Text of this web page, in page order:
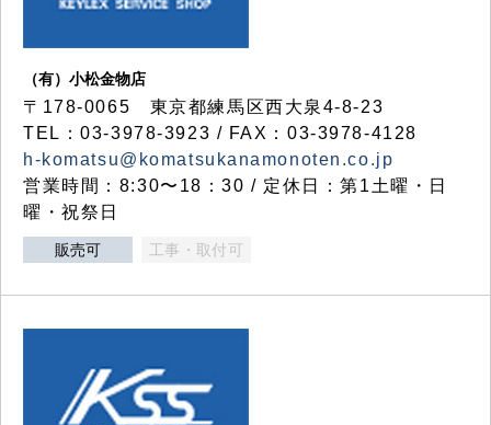
（有）小松金物店
〒178-0065 東京都練馬区西大泉4-8-23
TEL：03-3978-3923 / FAX：03-3978-4128
h-komatsu@komatsukanamonoten.co.jp
営業時間：8:30〜18：30 / 定休日：第1土曜・日
曜・祝祭日
販売可 工事・取付可